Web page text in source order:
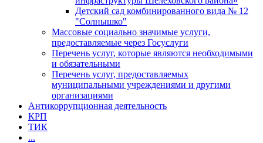
Детский сад комбинированного вида № 12
"Солнышко"
Массовые социально значимые услуги,
предоставляемые через Госуслуги
Перечень услуг, которые являются необходимыми
и обязательными
Перечень услуг, предоставляемых
муниципальными учреждениями и другими
организациями
Антикоррупционная деятельность
КРП
ТИК
...